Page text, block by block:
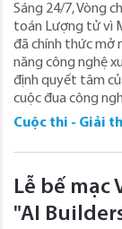
Sáng 24/7, Vòng
toán Lượng tử vì
đã chính thức mở
năng công nghệ
định quyết tâm
cuộc đua công
Cuộc thi - Giải
Lễ bế mạc
"AI